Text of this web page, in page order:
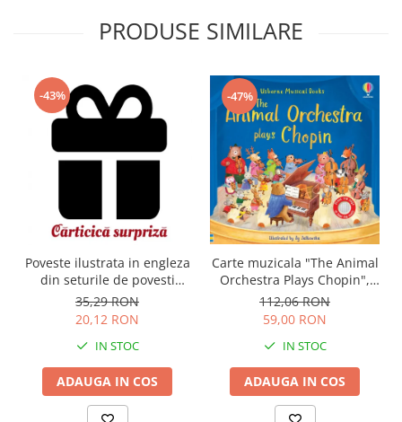
PRODUSE SIMILARE
-43%
Poveste ilustrata in engleza
din seturile de povesti
Usborne
35,29 RON
20,12 RON
IN STOC
ADAUGA IN COS
-47%
Carte muzicala "The Animal
Orchestra Plays Chopin",
cartonata, Usborne
112,06 RON
59,00 RON
IN STOC
ADAUGA IN COS